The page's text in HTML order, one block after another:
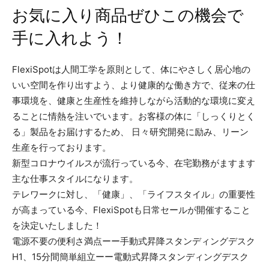
お気に入り商品ぜひこの機会で
手に入れよう！
FlexiSpotは人間工学を原則として、体にやさしく居心地の
いい空間を作り出すよう、より健康的な働き方で、従来の仕
事環境を、健康と生産性を維持しながら活動的な環境に変え
ることに情熱を注いでいます。お客様の体に「しっくりとく
る」製品をお届けするため、 日々研究開発に励み、リーン
生産を行っております。
新型コロナウイルスが流行っている今、在宅勤務がますます
主な仕事スタイルになります。
テレワークに対し、「健康」、「ライフスタイル」の重要性
が高まっている今、FlexiSpotも日常セールが開催すること
を決定いたしました！
電源不要の便利さ満点ーー手動式昇降スタンディングデスク
H1、15分間簡単組立ーー電動式昇降スタンディングデスク